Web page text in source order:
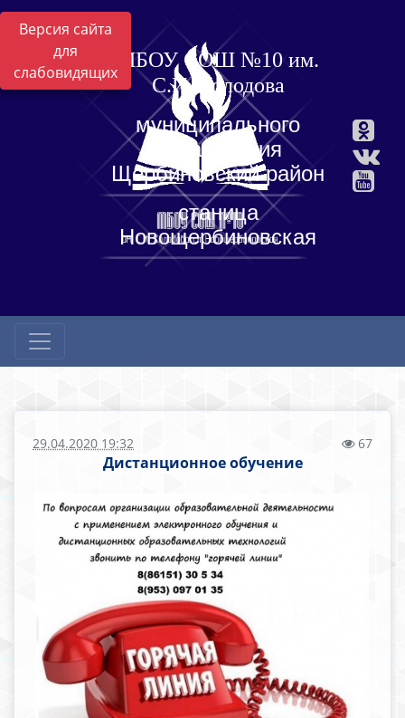
Версия сайта
для
слабовидящих
МБОУ СОШ №10 им.
С.И. Холодова
муниципального
образования
Щербиновский район
станица
Новощербиновская
29.04.2020 19:32 67
Дистанционное обучение